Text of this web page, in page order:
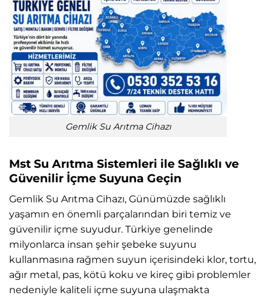
Gemlik Su Arıtma Cihazı
Mst Su Arıtma Sistemleri ile Sağlıklı ve
Güvenilir İçme Suyuna Geçin
Gemlik Su Arıtma Cihazı, Günümüzde sağlıklı
yaşamın en önemli parçalarından biri temiz ve
güvenilir içme suyudur. Türkiye genelinde
milyonlarca insan şehir şebeke suyunu
kullanmasına rağmen suyun içerisindeki klor, tortu,
ağır metal, pas, kötü koku ve kireç gibi problemler
nedeniyle kaliteli içme suyuna ulaşmakta